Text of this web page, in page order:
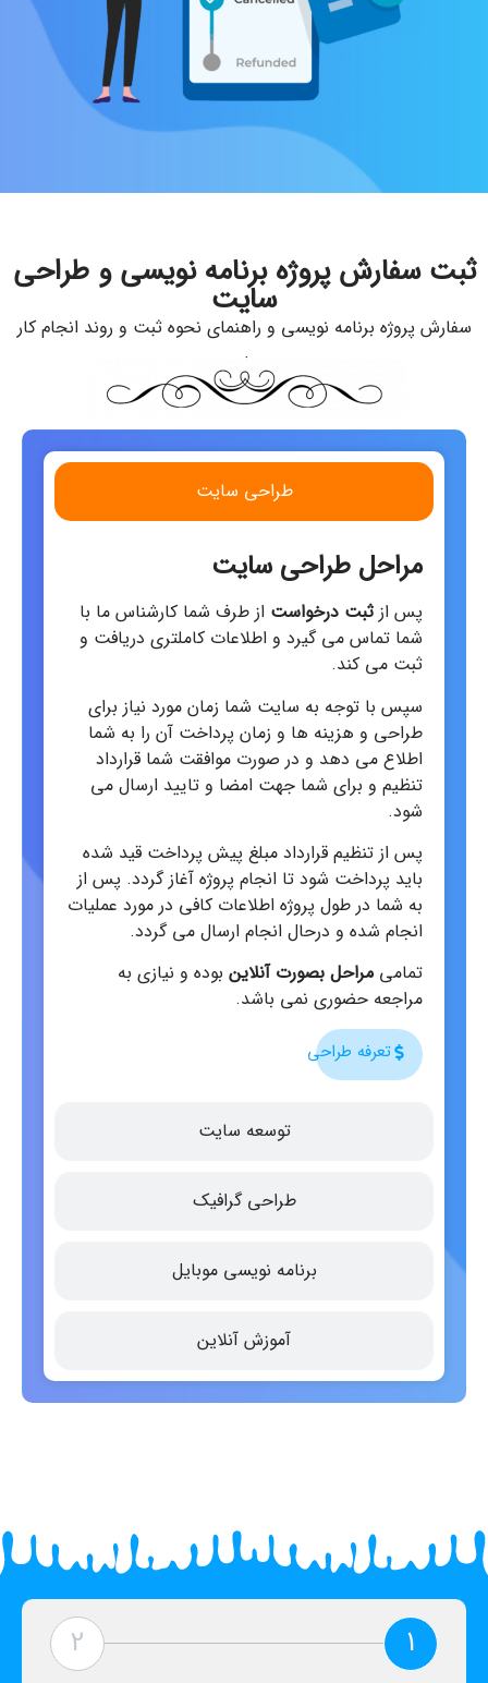
ثبت سفارش پروژه برنامه نویسی و طراحی
سایت
سفارش پروژه برنامه نویسی و راهنمای نحوه ثبت و روند انجام کار
طراحی سایت
توسعه سایت
طراحی گرافیک
برنامه نویسی موبایل
آموزش آنلاین
مراحل طراحی سایت
پس از ثبت درخواست از طرف شما کارشناس ما با
شما تماس می گیرد و اطلاعات کاملتری دریافت و
ثبت می کند.
سپس با توجه به سایت شما زمان مورد نیاز برای
طراحی و هزینه ها و زمان پرداخت آن را به شما
اطلاع می دهد و در صورت موافقت شما قرارداد
تنظیم و برای شما جهت امضا و تایید ارسال می
شود.
پس از تنظیم قرارداد مبلغ پیش پرداخت قید شده
باید پرداخت شود تا انجام پروژه آغاز گردد. پس از
به شما در طول پروژه اطلاعات کافی در مورد عملیات
انجام شده و درحال انجام ارسال می گردد.
تمامی مراحل بصورت آنلاین بوده و نیازی به
مراجعه حضوری نمی باشد.
تعرفه طراحی
1
2